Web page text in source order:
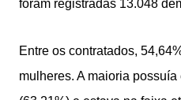
foram registradas 13.048
Entre os contratados,
mulheres. A maioria